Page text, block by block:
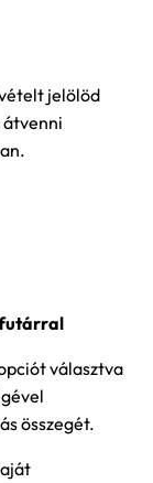
jelölöd
átvenni
futárral
választva
összegét.